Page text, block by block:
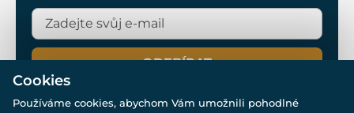
ODEBÍRAT
Cookies
Používáme cookies, abychom Vám umožnili pohodlné